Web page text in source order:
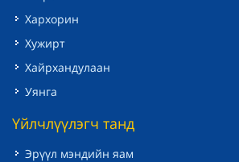
Хархорин
Хужирт
Хайрхандулаан
Уянга
Үйлчлүүлэгч танд
Эрүүл мэндийн яам